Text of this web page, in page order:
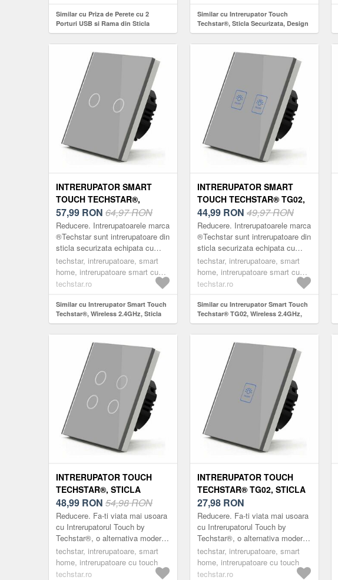
Similar cu Priza de Perete cu 2
Porturi USB si Rama din Sticla
Techstar® TS-GL, 110-250V, 16A,
Ignifuga, 86x86mm, Auriu
Similar cu Intrerupator Touch
Techstar®, Sticla Securizata, Design
Modern, Iluminare LED, 2 Faze, Gri
INTRERUPATOR SMART
TOUCH TECHSTAR®,
WIRELESS 2.4GHZ, STICLA
SECURIZATA, DESIGN
MODERN, ILUMINARE LED,
2 FAZE, GRI
57,99 RON 64,97 RON
Reducere. Intrerupatoarele marca
®Techstar sunt intrerupatoare din
sticla securizata echipata cu
butoane ce pot fi controlate tactil
si cu functii smart. Sun...
techstar, intrerupatoare, smart
home, intrerupatoare smart cu
wifi
techstar.ro
Similar cu Intrerupator Smart Touch
Techstar®, Wireless 2.4GHz, Sticla
Securizata, Design Modern,
Iluminare LED, 2 Faze, Gri
INTRERUPATOR SMART
TOUCH TECHSTAR® TG02,
WIRELESS 2.4GHZ, STICLA
SECURIZATA, DESIGN
MODERN, ILUMINARE LED,
2 FAZE, GRI
44,99 RON 49,97 RON
Reducere. Intrerupatoarele marca
®Techstar sunt intrerupatoare din
sticla securizata echipata cu
butoane ce pot fi controlate tactil
si cu functii smart. Sun...
techstar, intrerupatoare, smart
home, intrerupatoare smart cu
wifi
techstar.ro
Similar cu Intrerupator Smart Touch
Techstar® TG02, Wireless 2.4GHz,
Sticla Securizata, Design Modern,
Iluminare LED, 2 Faze, Gri
INTRERUPATOR TOUCH
TECHSTAR®, STICLA
SECURIZATA, DESIGN
MODERN, ILUMINARE LED,
4 FAZE, GRI
48,99 RON 54,98 RON
Reducere. Fa-ti viata mai usoara
cu Intrerupatorul Touch by
Techstar®, o alternativa moderna
la intrerupatoarele clasice.
Intrerupatoarele marca ®Techstar
su...
techstar, intrerupatoare, smart
home, intrerupatoare cu touch
techstar.ro
INTRERUPATOR TOUCH
TECHSTAR® TG02, STICLA
SECURIZATA, DESIGN
MODERN, ILUMINARE LED,
1 FAZA, GRI
27,98 RON
Reducere. Fa-ti viata mai usoara
cu Intrerupatorul Touch by
Techstar®, o alternativa moderna
la intrerupatoarele clasice.
Intrerupatoarele marca ®Techstar
su...
techstar, intrerupatoare, smart
home, intrerupatoare cu touch
techstar.ro